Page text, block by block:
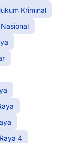
Kriminal
Nasional
4